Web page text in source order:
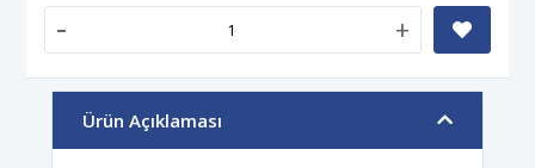
- +
Ürün Açıklaması